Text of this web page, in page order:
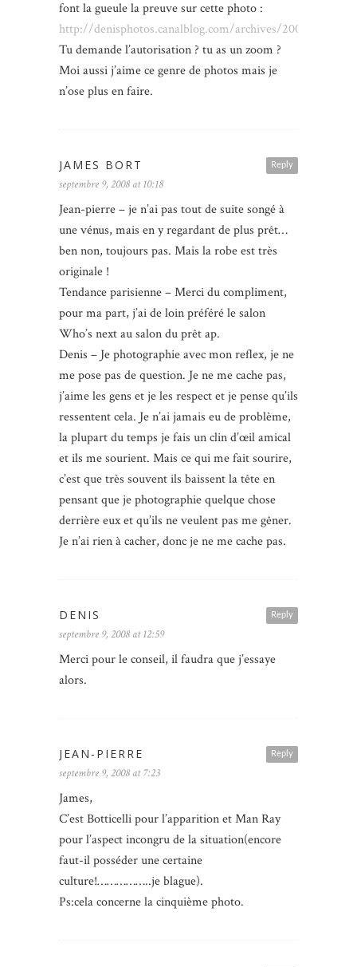
font la gueule la preuve sur cette photo :
http://denisphotos.canalblog.com/archives/2008/05/02/
Tu demande l’autorisation ? tu as un zoom ?
Moi aussi j’aime ce genre de photos mais je
n’ose plus en faire.
Reply
JAMES BORT
septembre 9, 2008 at 10:18
Jean-pierre – je n’ai pas tout de suite songé à
une vénus, mais en y regardant de plus prêt…
ben non, toujours pas. Mais la robe est très
originale !
Tendance parisienne – Merci du compliment,
pour ma part, j’ai de loin préféré le salon
Who’s next au salon du prêt ap.
Denis – Je photographie avec mon reflex, je ne
me pose pas de question. Je ne me cache pas,
j’aime les gens et je les respect et je pense qu’ils
ressentent cela. Je n’ai jamais eu de problème,
la plupart du temps je fais un clin d’œil amical
et ils me sourient. Mais ce qui me fait sourire,
c’est que très souvent ils baissent la tête en
pensant que je photographie quelque chose
derrière eux et qu’ils ne veulent pas me gêner.
Je n’ai rien à cacher, donc je ne me cache pas.
Reply
DENIS
septembre 9, 2008 at 12:59
Merci pour le conseil, il faudra que j’essaye
alors.
Reply
JEAN-PIERRE
septembre 9, 2008 at 7:23
James,
C’est Botticelli pour l’apparition et Man Ray
pour l’aspect incongru de la situation(encore
faut-il posséder une certaine
culture!……………..je blague).
Ps:cela concerne la cinquième photo.